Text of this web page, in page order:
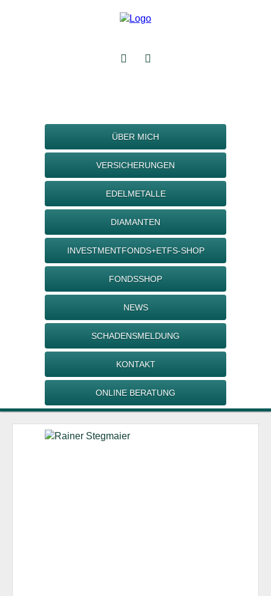
ÜBER MICH
VERSICHERUNGEN
EDELMETALLE
DIAMANTEN
INVESTMENTFONDS+ETFS-SHOP
FONDSSHOP
NEWS
SCHADENSMELDUNG
KONTAKT
ONLINE BERATUNG